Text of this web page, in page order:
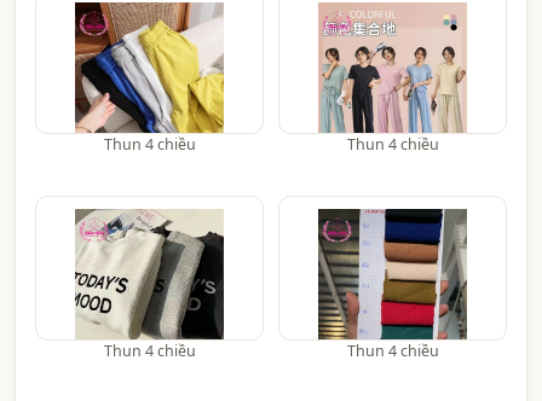
Thun 4 chiều Thun 4 chiều
Thun 4 chiều Thun 4 chiều